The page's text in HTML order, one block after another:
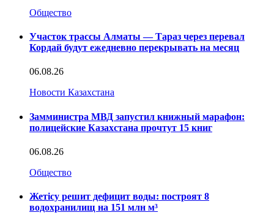
Общество
Участок трассы Алматы — Тараз через перевал
Кордай будут ежедневно перекрывать на месяц
06.08.26
Новости Казахстана
Замминистра МВД запустил книжный марафон:
полицейские Казахстана прочтут 15 книг
06.08.26
Общество
Жетісу решит дефицит воды: построят 8
водохранилищ на 151 млн м³